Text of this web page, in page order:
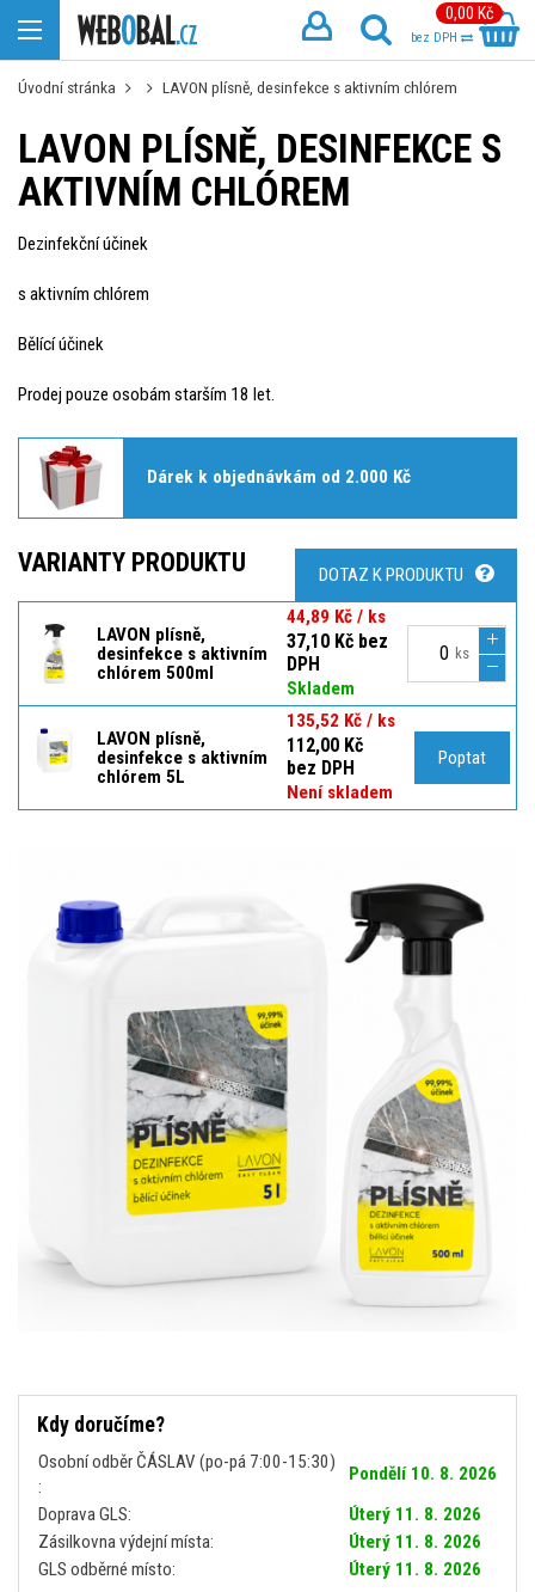
0,00 Kč
bez DPH
Úvodní stránka LAVON plísně, desinfekce s aktivním chlórem
Kdy doručíme?
Osobní odběr ČÁSLAV (po-pá 7:00-15:30)
:
Pondělí 10. 8. 2026
Doprava GLS:
Úterý 11. 8. 2026
Zásilkovna výdejní místa:
Úterý 11. 8. 2026
GLS odběrné místo:
Úterý 11. 8. 2026
LAVON PLÍSNĚ, DESINFEKCE S
AKTIVNÍM CHLÓREM
Dezinfekční účinek
s aktivním chlórem
Bělící účinek
Prodej pouze osobám starším 18 let.
Dárek k objednávkám od 2.000 Kč
VARIANTY PRODUKTU DOTAZ K PRODUKTU
LAVON plísně,
desinfekce s aktivním
chlórem 500ml
44,89 Kč / ks
37,10 Kč bez
DPH
Skladem
ks
LAVON plísně,
desinfekce s aktivním
chlórem 5L
135,52 Kč / ks
112,00 Kč
bez DPH
Není skladem
Poptat